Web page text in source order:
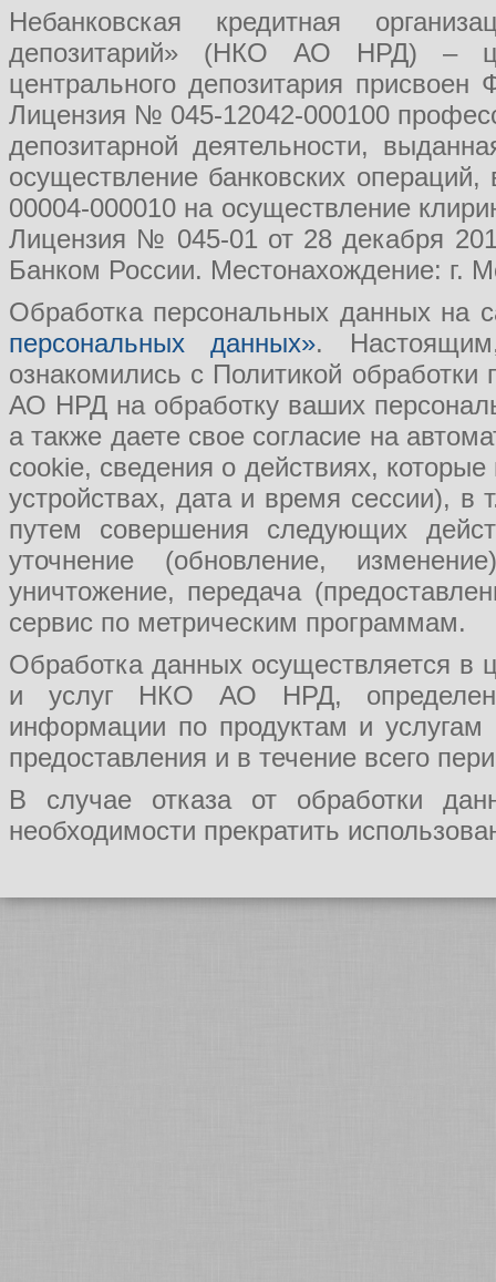
Небанковская кредитная
депозитарий» (НКО АО НРД) –
центрального депозитария
Лицензия № 045-12042-000100
депозитарной деятельности,
осуществление банковских
00004-000010 на осуществление
Лицензия № 045-01 от 28 декабря
Банком России. Местонахождение: г.
Обработка персональных данных на
персональных данных».
ознакомились с Политикой
АО НРД на обработку ваших
а также даете свое согласие на
cookie, сведения о действиях,
устройствах, дата и время сессии), в
путем совершения следующих
уточнение (обновление,
уничтожение, передача
сервис по метрическим программам.
Обработка данных осуществляется в
и услуг НКО АО НРД, определения
информации по продуктам и
предоставления и в течение всего
В случае отказа от обработки
необходимости прекратить